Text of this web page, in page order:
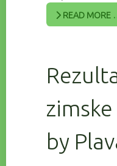
READ MORE
by